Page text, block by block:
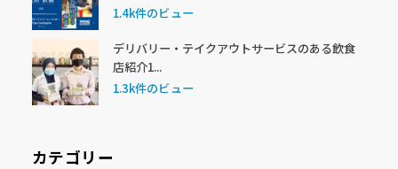
1.4k件のビュー
デリバリー・テイクアウトサービスのある飲食
店紹介1...
1.3k件のビュー
カテゴリー